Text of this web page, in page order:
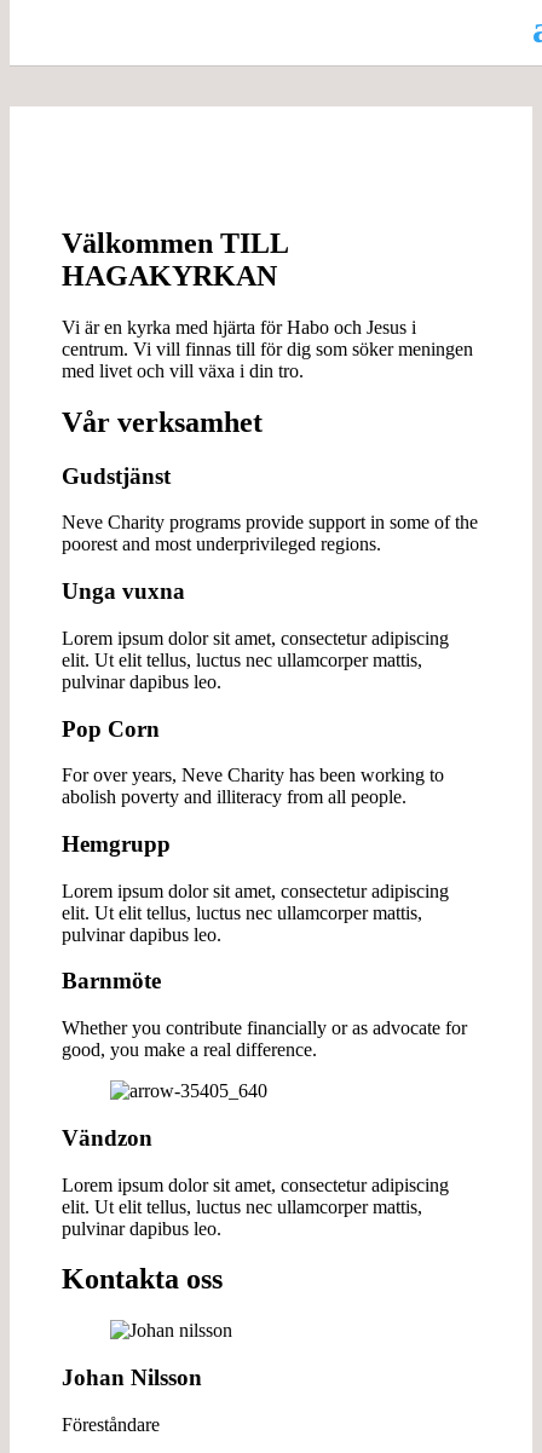
Välkommen TILL
HAGAKYRKAN
Vi är en kyrka med hjärta för Habo och Jesus i
centrum. Vi vill finnas till för dig som söker meningen
med livet och vill växa i din tro.
Vår verksamhet
Gudstjänst
Neve Charity programs provide support in some of the
poorest and most underprivileged regions.
Unga vuxna
Lorem ipsum dolor sit amet, consectetur adipiscing
elit. Ut elit tellus, luctus nec ullamcorper mattis,
pulvinar dapibus leo.
Pop Corn
For over years, Neve Charity has been working to
abolish poverty and illiteracy from all people.
Hemgrupp
Lorem ipsum dolor sit amet, consectetur adipiscing
elit. Ut elit tellus, luctus nec ullamcorper mattis,
pulvinar dapibus leo.
Barnmöte
Whether you contribute financially or as advocate for
good, you make a real difference.
Vändzon
Lorem ipsum dolor sit amet, consectetur adipiscing
elit. Ut elit tellus, luctus nec ullamcorper mattis,
pulvinar dapibus leo.
Kontakta oss
Johan Nilsson
Föreståndare